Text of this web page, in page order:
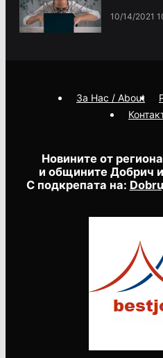
10/14/2021
Новините от
и общините Добрич
С подкрепата на:
За Нас / About